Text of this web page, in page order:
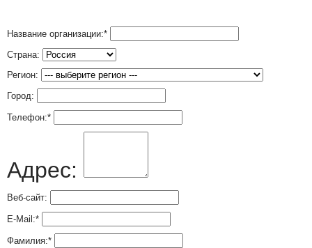
Название организации:*
Страна:
Регион:
Город:
Телефон:*
Адрес:
Веб-сайт:
E-Mail:*
Фамилия:*